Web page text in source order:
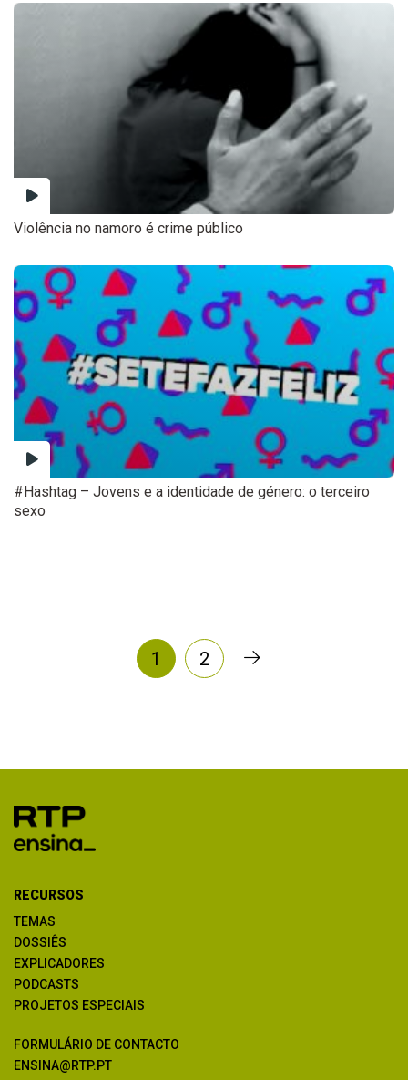
Violência no namoro é crime público
#Hashtag – Jovens e a identidade de género: o terceiro
sexo
1 2
RECURSOS
TEMAS
DOSSIÊS
EXPLICADORES
PODCASTS
PROJETOS ESPECIAIS
FORMULÁRIO DE CONTACTO
ENSINA@RTP.PT